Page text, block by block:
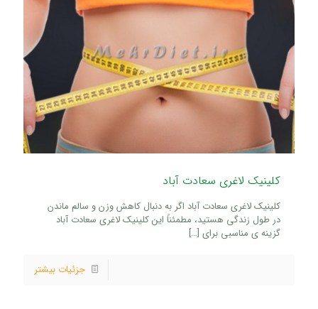
کلینیک لاغری سعادت آباد
کلینیک لاغری سعادت آباد اگر به دنبال کاهش وزن و سالم ماندن
در طول زندگی هستید، مطمئناً این کلینیک لاغری سعادت آباد
گزینه ی مناسبی برای […]
جزئیات بیشتر